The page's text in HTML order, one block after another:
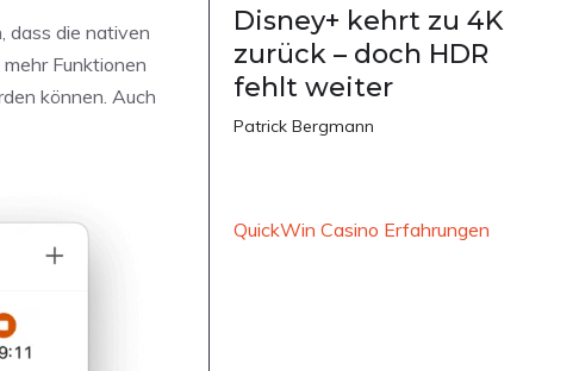
dass die nativen
Funktionen
können. Auch
Disney+ kehrt zu 4K
zurück – doch HDR
fehlt weiter
Patrick Bergmann
QuickWin Casino Erfahrungen